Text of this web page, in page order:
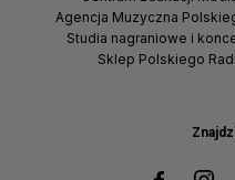
Agencja Muzyczna
Studia nagraniowe i
Sklep Polskiego